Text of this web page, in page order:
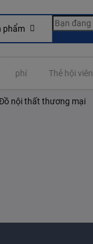
phẩm
phí Thẻ hội viên
nội thất thương mại